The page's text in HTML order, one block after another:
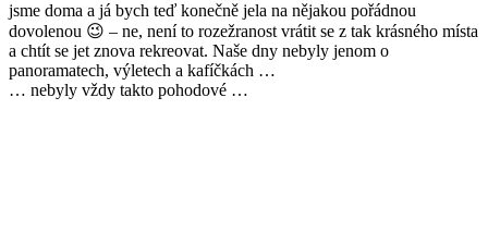
jsme doma a já bych teď konečně jela na nějakou pořádnou
dovolenou 😉 – ne, není to rozežranost vrátit se z tak krásného místa
a chtít se jet znova rekreovat. Naše dny nebyly jenom o
panoramatech, výletech a kafíčkách …
… nebyly vždy takto pohodové …